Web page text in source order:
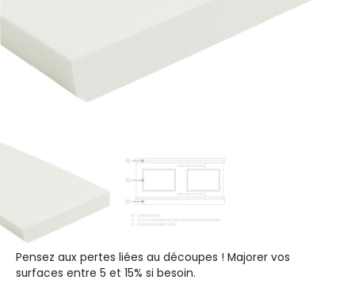
Pensez aux pertes liées au découpes ! Majorer vos
surfaces entre 5 et 15% si besoin.